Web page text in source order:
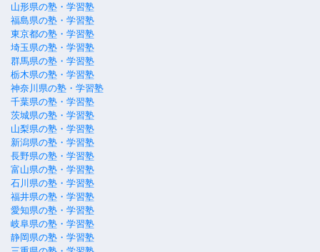
山形県の塾・学習塾
福島県の塾・学習塾
東京都の塾・学習塾
埼玉県の塾・学習塾
群馬県の塾・学習塾
栃木県の塾・学習塾
神奈川県の塾・学習塾
千葉県の塾・学習塾
茨城県の塾・学習塾
山梨県の塾・学習塾
新潟県の塾・学習塾
長野県の塾・学習塾
富山県の塾・学習塾
石川県の塾・学習塾
福井県の塾・学習塾
愛知県の塾・学習塾
岐阜県の塾・学習塾
静岡県の塾・学習塾